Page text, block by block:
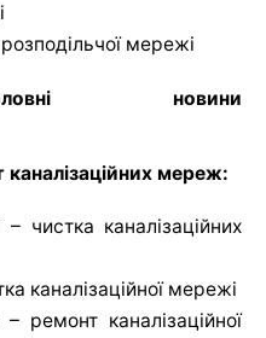
мережі
новини
мереж:
чистка каналізаційних
каналізаційної мережі
ремонт каналізаційної